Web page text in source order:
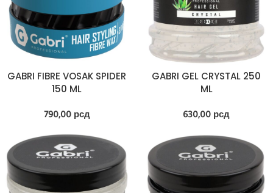
GABRI FIBRE VOSAK SPIDER
150 ML
790,00 рсд
GABRI GEL CRYSTAL 250
ML
630,00 рсд